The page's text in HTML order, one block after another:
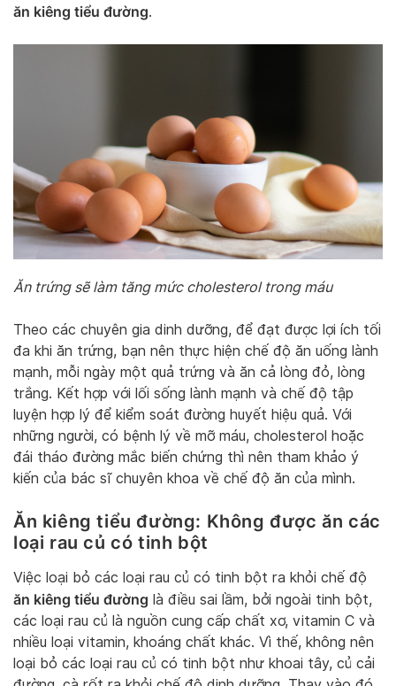
ăn kiêng tiểu đường.
Ăn trứng sẽ làm tăng mức cholesterol trong máu
Theo các chuyên gia dinh dưỡng, để đạt được lợi ích tối
đa khi ăn trứng, bạn nên thực hiện chế độ ăn uống lành
mạnh, mỗi ngày một quả trứng và ăn cả lòng đỏ, lòng
trắng. Kết hợp với lối sống lành mạnh và chế độ tập
luyện hợp lý để kiểm soát đường huyết hiệu quả. Với
những người, có bệnh lý về mỡ máu, cholesterol hoặc
đái tháo đường mắc biến chứng thì nên tham khảo ý
kiến của bác sĩ chuyên khoa về chế độ ăn của mình.
Ăn kiêng tiểu đường: Không được ăn các
loại rau củ có tinh bột
Việc loại bỏ các loại rau củ có tinh bột ra khỏi chế độ
ăn kiêng tiểu đường là điều sai lầm, bởi ngoài tinh bột,
các loại rau củ là nguồn cung cấp chất xơ, vitamin C và
nhiều loại vitamin, khoáng chất khác. Vì thế, không nên
loại bỏ các loại rau củ có tinh bột như khoai tây, củ cải